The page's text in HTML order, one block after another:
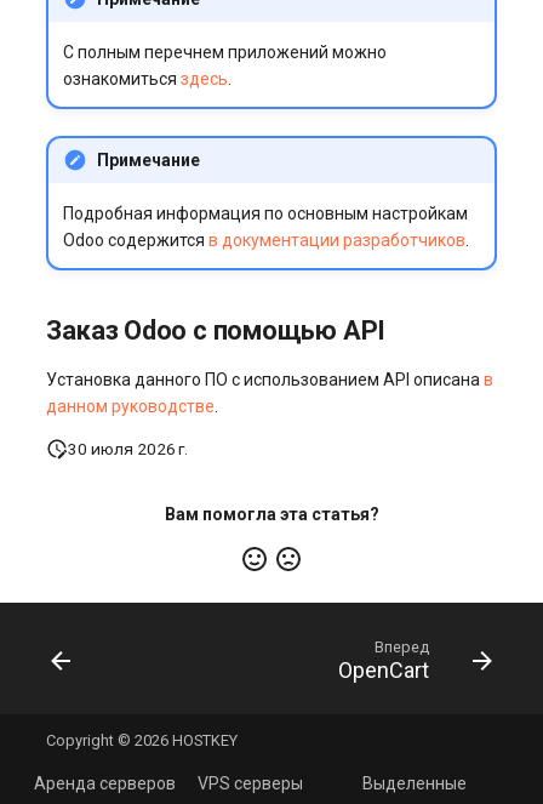
С полным перечнем приложений можно
ознакомиться здесь
Примечание
Подробная информация по основным настройкам
Odoo содержится в документации разработчиков
Заказ Odoo с помощью API
Установка данного ПО с использованием API описанав
данном руководстве
30 июля 2026 г.
Вам помогла эта статья?
Вперед
OpenCart
Copyright © 2026 HOSTKEY
Аренда серверов VPS серверы
Выделенные